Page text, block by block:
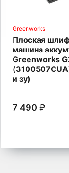
Greenworks
Плоская
машина
Greenworks
и зу)
7 490 ₽